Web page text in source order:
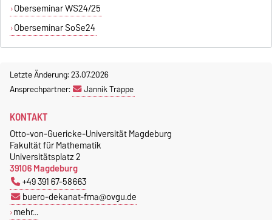
Oberseminar WS24/25
Oberseminar SoSe24
Letzte Änderung: 23.07.2026
Ansprechpartner:
Jannik Trappe
KONTAKT
Otto-von-Guericke-Universität Magdeburg
Fakultät für Mathematik
Universitätsplatz 2
39106 Magdeburg
+49 391 67-58663
buero-dekanat-fma@ovgu.de
mehr…